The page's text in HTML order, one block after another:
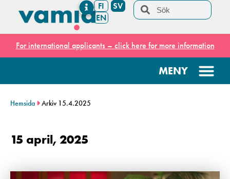
FI
SV
EN
For international applicants – click here for more information
Hemsida Arkiv 15.4.2025
15 april, 2025